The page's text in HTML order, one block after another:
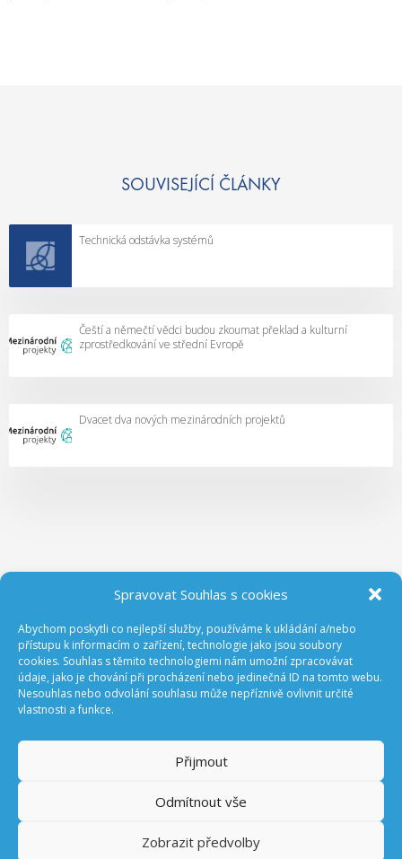
Spravovat Souhlas s cookies
Abychom poskytli co nejlepší služby, používáme k ukládání a/nebo
přístupu k informacím o zařízení, technologie jako jsou soubory
cookies. Souhlas s těmito technologiemi nám umožní zpracovávat
údaje, jako je chování při procházení nebo jedinečná ID na tomto webu.
Nesouhlas nebo odvolání souhlasu může nepříznivě ovlivnit určité
vlastnosti a funkce.
Přijmout
Odmítnout vše
Zobrazit předvolby
SOUVISEJÍCÍ ČLÁNKY
Technická odstávka systémů
Čeští a němečtí vědci budou zkoumat překlad a kulturní
zprostředkování ve střední Evropě
Dvacet dva nových mezinárodních projektů
ODEBÍREJTE NOVINKY Z GA ČR
Prohlášení o přístupnosti
Úřední deska
English